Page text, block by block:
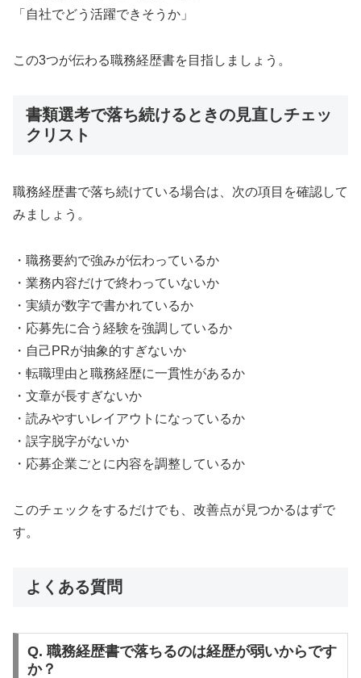
「自社でどう活躍できそうか」
この3つが伝わる職務経歴書を目指しましょう。
書類選考で落ち続けるときの見直しチェッ
クリスト
職務経歴書で落ち続けている場合は、次の項目を確認して
みましょう。
・職務要約で強みが伝わっているか
・業務内容だけで終わっていないか
・実績が数字で書かれているか
・応募先に合う経験を強調しているか
・自己PRが抽象的すぎないか
・転職理由と職務経歴に一貫性があるか
・文章が長すぎないか
・読みやすいレイアウトになっているか
・誤字脱字がないか
・応募企業ごとに内容を調整しているか
このチェックをするだけでも、改善点が見つかるはずで
す。
よくある質問
Q. 職務経歴書で落ちるのは経歴が弱いからです
か？